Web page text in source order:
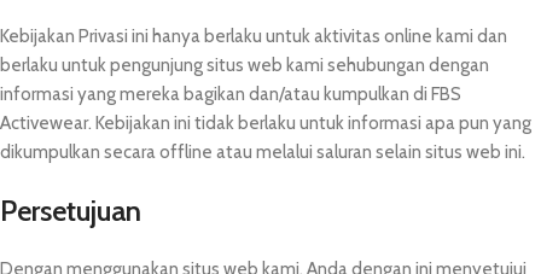
Kebijakan Privasi ini hanya berlaku untuk aktivitas online kami dan
berlaku untuk pengunjung situs web kami sehubungan dengan
informasi yang mereka bagikan dan/atau kumpulkan di FBS
Activewear. Kebijakan ini tidak berlaku untuk informasi apa pun yang
dikumpulkan secara offline atau melalui saluran selain situs web ini.
Persetujuan
Dengan menggunakan situs web kami, Anda dengan ini menyetujui